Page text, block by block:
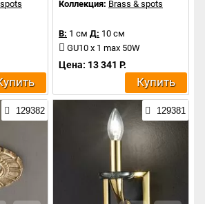
Коллекция: Brass & spots
В: 1 см Д: 10 см
GU10 x 1 max 50W
Цена: 13 341 Р.
Купить
129382 129381